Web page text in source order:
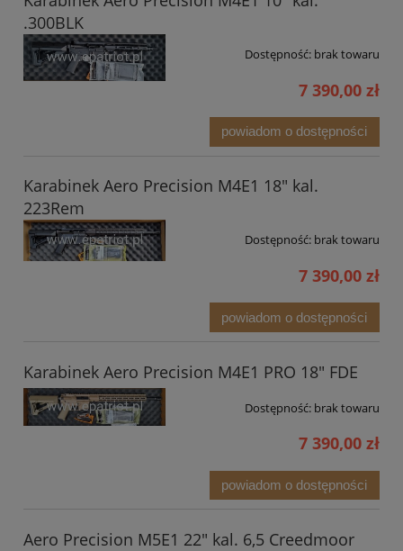
.300BLK
Dostępność: brak towaru
7 390,00 zł
powiadom o dostępności
Karabinek Aero Precision M4E1 18" kal.
223Rem
Dostępność: brak towaru
7 390,00 zł
powiadom o dostępności
Karabinek Aero Precision M4E1 PRO 18" FDE
Dostępność: brak towaru
7 390,00 zł
powiadom o dostępności
Aero Precision M5E1 22" kal. 6,5 Creedmoor